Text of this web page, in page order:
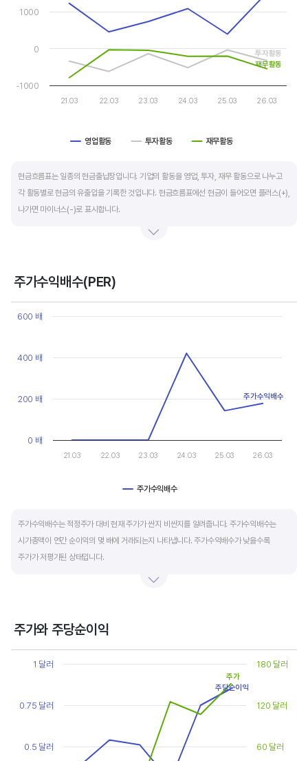
자금 운영에 유리합니다.
계산합니다. 매출채권 회전일수는 제품 판매 후 거래처로부터 현금으로 회수하는데 걸리는
일수를 말하며 낮을수록 좋습니다. 재고자산 회전일수는 원재료를 매입해 생산, 판매할
The chart has 1 Y axis displaying values. Data ranges from -
영업활동 투자활동 재무활동
21.03 22.03 23.03 24.03 25.03 26.03
-1000
0
1000
투자활동
재무활동
현금흐름표는 일종의 현금출납장입니다. 기업의 활동을 영업, 투자, 재무 활동으로 나누고
각 활동별로 현금의 유출입을 기록한 것입니다. 현금흐름표에선 현금이 들어오면 플러스(+),
나가면 마이너스(-)로 표시합니다.
투자활동 현금흐름은 기업의 기계 및 공장증설이나 금융자산 거래에서 발생하는
재무활동 현금흐름은 증자, 차입, 배당을 통해 발생하는 현금유출입을 뜻합니다.
영업활동으로 충분한 현금을 벌고 있는 기업은 금융기관의 차입금을 갚고, 배당을 지급하는
등 현금이 유출되기 때문에 마이너스(-)를 기록합니다.
특별한 활동이 있는 일시적인 기간을 제외하고 현금흐름표의 장기적인 구성은 영업활동
현금흐름 플러스(+), 투자활동 현금흐름 마이너스(-), 재무활동 현금흐름이 마이너스(-)가
주가수익배수(PER)
Chart
Line chart with 6 data points.
The chart has 1 Y axis displaying values. Data ranges from 0
주가수익배수
21.03 22.03 23.03 24.03 25.03 26.03
0 배
200 배
400 배
600 배
주가수익배수
주가수익배수는 적정주가 대비 현재 주가가 싼지 비싼지를 알려줍니다. 주가수익배수는
시가총액이 연간 순이익의 몇 배에 거래되는지 나타냅니다. 주가수익배수가 낮을수록
주가가 저평가된 상태입니다.
상대적으로 싸게 거래된다고 판단합니다.
순이익이 성장할때와 감소할때 주가수익배수는 다르게 평가받습니다. 순이익 성장률이
높으면 주가수익배수도 높게 평가 받습니다. 이는 순이익 성장률이 높으면 주가도 크게
상승한다는 뜻입니다.
10년 간 장기적인 주가수익배수의 움직임과 최고, 최저점을 확인한 후, 현재 시점
주가수익배수와 비교해 주가가 싼지 비싼지를 평가하는게 좋습니다. 일반적으로 장기적인
주가와 주당순이익
Chart
Line chart with 2 lines.
The chart has 1 X axis displaying categories.
The chart has 2 Y axes displaying values, and values.
0.5 달러
0.75 달러
1 달러
60 달러
120 달러
180 달러
주당순이익
주가